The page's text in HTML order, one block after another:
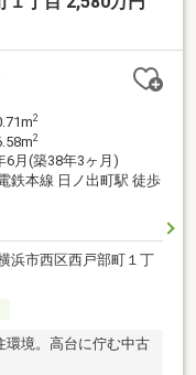
2
2
6月(築38年3ヶ月)
鉄本線 日ノ出町駅 徒歩
浜市西区西戸部町１丁
境。高台に佇む中古